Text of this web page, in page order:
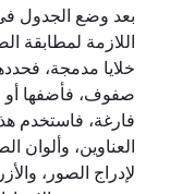
اللازمة لمطابقة
خلايا مدمجة،
صفوف، فأضفها أو
فارغة، فاستخدم
لإدراج الصور،